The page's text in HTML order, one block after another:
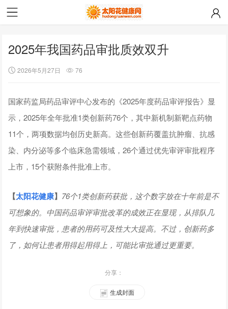
2025年我国药品审批质效双升
2026年5月27日 76
国家药监局药品审评中心发布的《2025年度药品审评报告》显
示，2025年全年批准1类创新药76个，其中新机制新靶点药物
11个，两项数据均创历史新高。这些创新药覆盖抗肿瘤、抗感
染、内分泌等多个临床急需领域，26个通过优先审评审批程序
上市，15个获附条件批准上市。
【太阳花健康】 76个1类创新药获批，这个数字放在十年前是不
可想象的。中国药品审评审批改革的成效正在显现，从排队几
年到快速审批，患者的用药可及性大大提高。不过，创新药多
了，如何让患者用得起用得上，可能比审批通过更重要。
分享：
生成封面